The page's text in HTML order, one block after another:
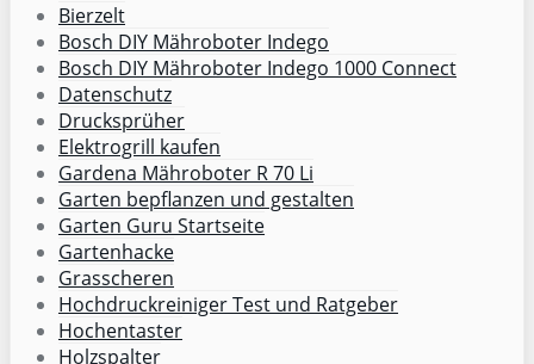
Bierzelt
Bosch DIY Mähroboter Indego
Bosch DIY Mähroboter Indego 1000 Connect
Datenschutz
Drucksprüher
Elektrogrill kaufen
Gardena Mähroboter R 70 Li
Garten bepflanzen und gestalten
Garten Guru Startseite
Gartenhacke
Grasscheren
Hochdruckreiniger Test und Ratgeber
Hochentaster
Holzspalter